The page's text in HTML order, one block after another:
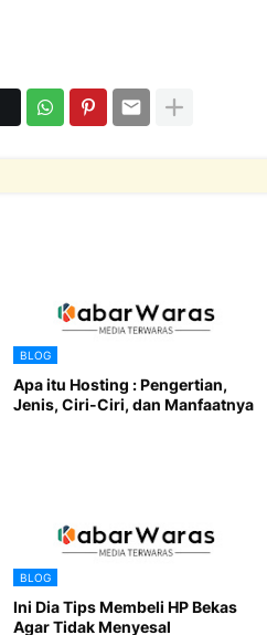
BLOG
Apa itu Hosting : Pengertian,
Jenis, Ciri-Ciri, dan Manfaatnya
BLOG
Ini Dia Tips Membeli HP Bekas
Agar Tidak Menyesal